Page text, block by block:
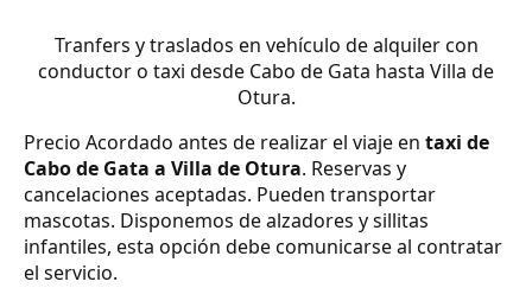
Tranfers y traslados en vehículo de alquiler con
conductor o taxi desde Cabo de Gata hasta Villa de
Otura.
Precio Acordado antes de realizar el viaje en taxi de
Cabo de Gata a Villa de Otura. Reservas y
cancelaciones aceptadas. Pueden transportar
mascotas. Disponemos de alzadores y sillitas
infantiles, esta opción debe comunicarse al contratar
el servicio.